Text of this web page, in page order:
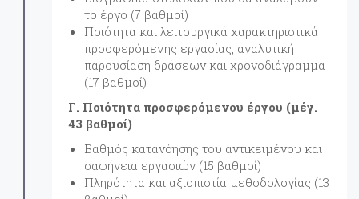
το έργο (7 βαθμοί)
Ποιότητα και λειτουργικά χαρακτηριστικά
προσφερόμενης εργασίας, αναλυτική
παρουσίαση δράσεων και χρονοδιάγραμμα
(17 βαθμοί)
Γ. Ποιότητα προσφερόμενου έργου (μέγ.
43 βαθμοί)
Βαθμός κατανόησης του αντικειμένου και
σαφήνεια εργασιών (15 βαθμοί)
Πληρότητα και αξιοπιστία μεθοδολογίας (13